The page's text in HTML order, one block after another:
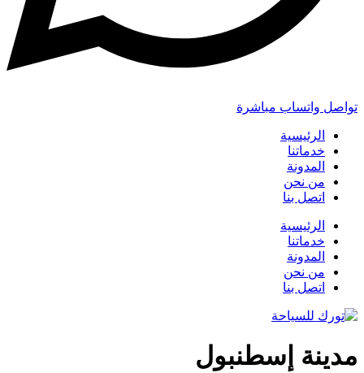
تواصل واتساب مباشرة
الرئيسية
خدماتنا
المدونة
من نحن
اتصل بنا
الرئيسية
خدماتنا
المدونة
من نحن
اتصل بنا
مدينة إسطنبول